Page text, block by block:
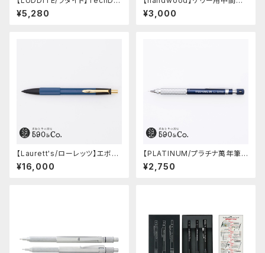
w2 グラデーションモデル (LDB
-MP2GB1-05)
¥5,280
ーツ/カスタムグリップ (縦溝/超
超ジュラルミン)
¥3,000
【Laurett's/ローレッツ】エボナ
イトシャープペンシル (藍)
¥16,000
【PLATINUM/プラチナ萬年筆】
PRO-USE 241 シャープペンシ
ル (ブルー/0.5mm)
¥2,750